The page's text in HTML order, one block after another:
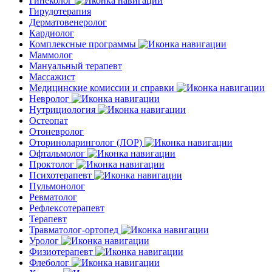
Гирудотерапия
Дерматовенеролог
Кардиолог
Комплексные программы
Маммолог
Мануальный терапевт
Массажист
Медицинские комиссии и справки
Невролог
Нутрициология
Остеопат
Отоневролог
Оториноларинголог (ЛОР)
Офтальмолог
Проктолог
Психотерапевт
Пульмонолог
Ревматолог
Рефлексотерапевт
Терапевт
Травматолог-ортопед
Уролог
Физиотерапевт
Флеболог